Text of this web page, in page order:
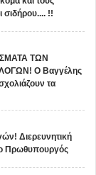
σιδήρου.... !!
ΤΩΝ
Ο Βαγγέλης
τα
Διερευνητική
ο Πρωθυπουργός